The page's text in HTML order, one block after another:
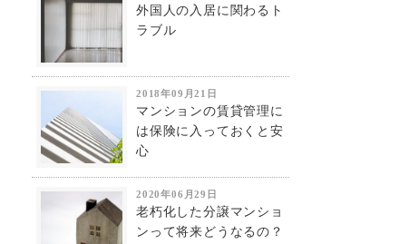
外国人の入居に関わるト
ラブル
2018年09月21日
マンションの賃貸管理に
は保険に入っておくと安
心
2020年06月29日
老朽化した分譲マンショ
ンって将来どうなるの？